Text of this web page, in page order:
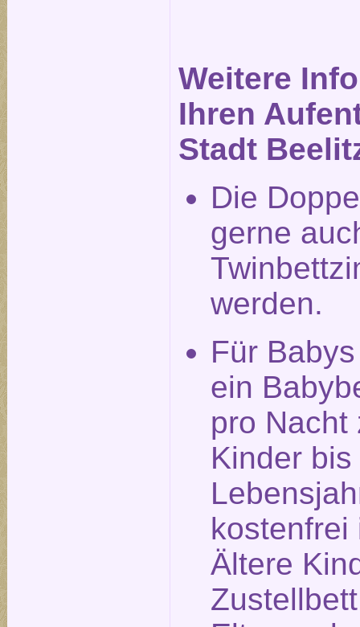
Weitere
Ihren
Stadt
Die
gerne
werden.
Für
ein
pro Nacht
Kinder
kostenfrei
Ältere